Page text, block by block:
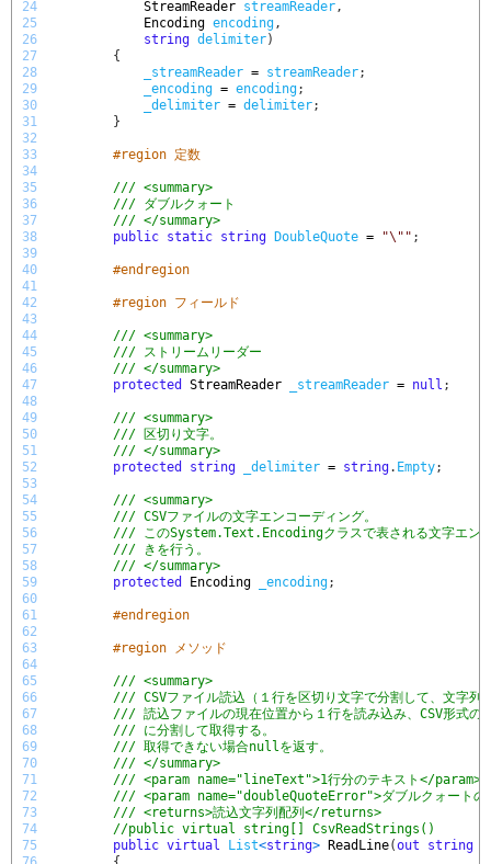
24
25
26
27
28
29
30
31
32
33
34
35
36
37
38
39
40
41
42
43
44
45
46
47
48
49
50
51
52
53
54
55
56
57
58
59
60
61
62
63
64
65
66
67
68
69
70
71
72
73
74
75
StreamReader streamReader,
Encoding encoding,
string delimiter)
{
_streamReader = streamReader;
_encoding = encoding;
_delimiter = delimiter;
}
#region 定数
/// <summary>
/// ダブルクォート
/// </summary>
public static string DoubleQuote = "\"" ;
#endregion
#region フィールド
/// <summary>
/// ストリームリーダー
/// </summary>
protected
StreamReader _streamReader = null ;
/// <summary>
/// 区切り文字。
/// </summary>
protected
string _delimiter = string. Empty;
/// <summary>
/// CSVファイルの文字エンコーディング。
/// このSystem.Text.Encodingクラスで表される文字エンコ
/// きを行う。
/// </summary>
protected
Encoding _encoding;
#endregion
#region メソッド
/// <summary>
/// CSVファイル読込（１行を区切り文字で分割して、文字列
/// 読込ファイルの現在位置から１行を読み込み、CSV形式の
/// に分割して取得する。
/// 取得できない場合nullを返す。
/// </summary>
/// <param name="lineText">1行分のテキスト</param>
/// <param name="doubleQuoteError">ダブルクォートの
/// <returns>読込文字列配列</returns>
//public virtual string[] CsvReadStrings()
public virtual List<string> ReadLine(out string